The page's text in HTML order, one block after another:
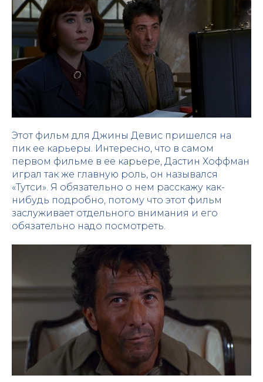
Этот фильм для Джины Девис пришелся на
пик ее карьеры. Интересно, что в самом
первом фильме в ее карьере, Дастин Хоффман
играл так же главную роль, он назывался
«Тутси». Я обязательно о нем расскажу как-
нибудь подробно, потому что этот фильм
заслуживает отдельного внимания и его
обязательно надо посмотреть.